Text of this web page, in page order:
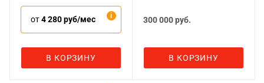
от4 280 руб/мес
В КОРЗИНУ
300 000руб.
В КОРЗИНУ